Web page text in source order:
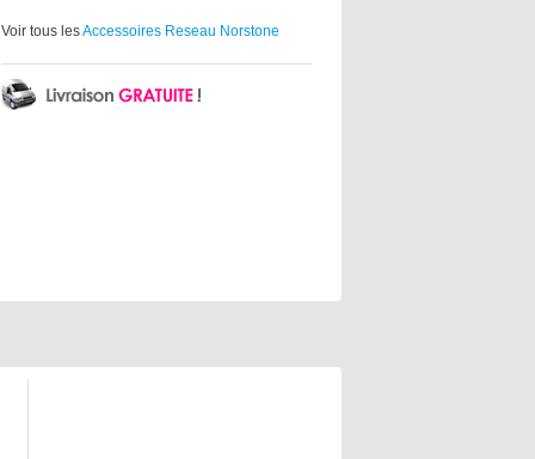
Voir tous lesAccessoires Reseau Norstone